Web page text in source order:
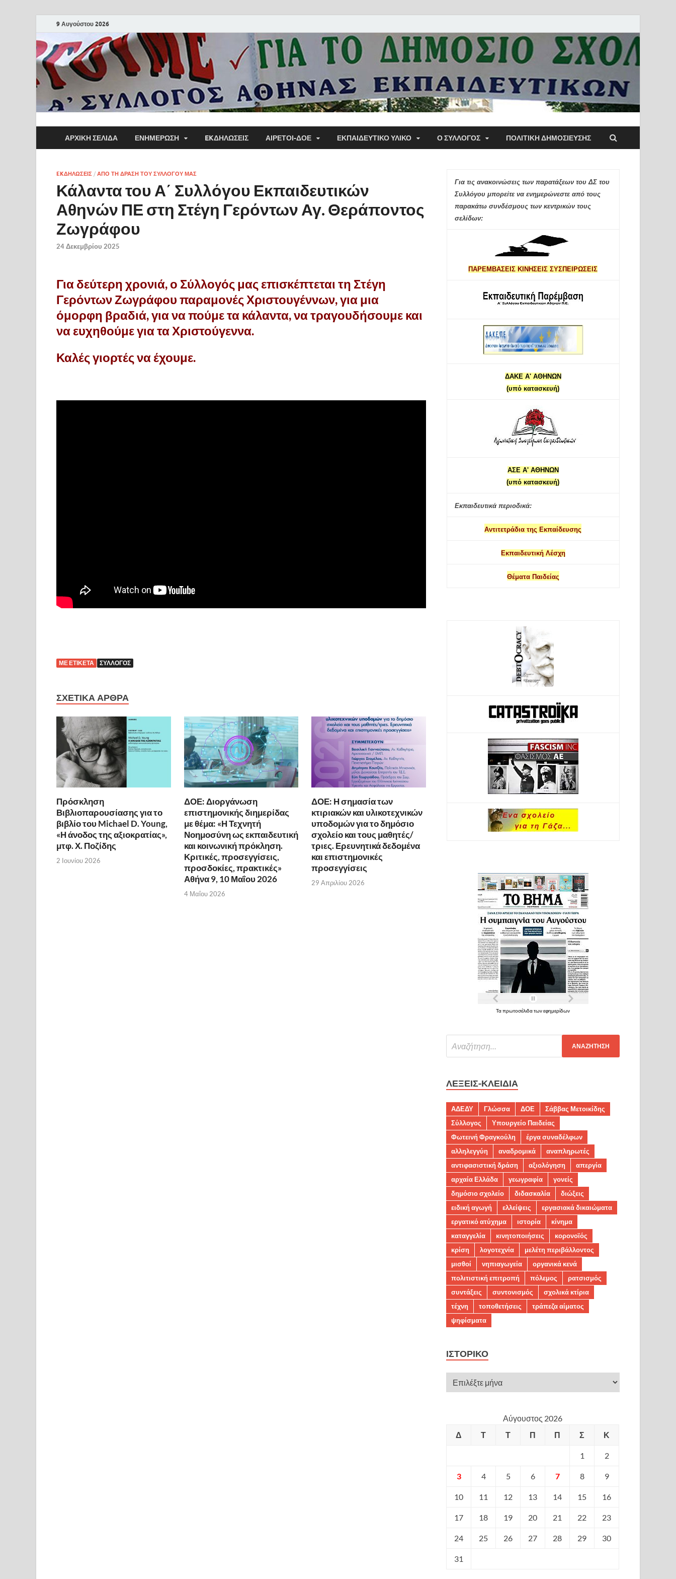
9 Αυγούστου 2026
Α΄ Σύλλογος Αθηνών
Εκπαιδευτικών Π.Ε.
ΑΡΧΙΚΗ ΣΕΛΙΔΑ ΕΝΗΜΕΡΩΣΗ EKΔΗΛΩΣΕΙΣ ΑΙΡΕΤΟΙ-ΔΟΕ ΕΚΠΑΙΔΕΥΤΙΚΌ ΥΛΙΚΌ Ο ΣΥΛΛΟΓΟΣ ΠΟΛΙΤΙΚΉ ΔΗΜΟΣΊΕΥΣΗΣ
EKΔΗΛΩΣΕΙΣ / ΑΠΟ ΤΗ ΔΡΑΣΗ ΤΟΥ ΣΥΛΛΟΓΟΥ ΜΑΣ
Κάλαντα του Α΄ Συλλόγου Εκπαιδευτικών
Αθηνών ΠΕ στη Στέγη Γερόντων Αγ. Θεράποντος
Ζωγράφου
24 Δεκεμβρίου 2025
Για δεύτερη χρονιά, ο Σύλλογός μας επισκέπτεται τη Στέγη
Γερόντων Ζωγράφου παραμονές Χριστουγέννων, για μια
όμορφη βραδιά, για να πούμε τα κάλαντα, να τραγουδήσουμε και
να ευχηθούμε για τα Χριστούγεννα.
Καλές γιορτές να έχουμε.
ΜΕ ΕΤΙΚΈΤΑ ΣΎΛΛΟΓΟΣ
ΣΧΕΤΙΚΆ ΆΡΘΡΑ
Πρόσκληση
Βιβλιοπαρουσίασης για το
βιβλίο του Michael D. Young,
«Η άνοδος της αξιοκρατίας»,
μτφ. Χ. Ποζίδης
2 Ιουνίου 2026
ΔΟΕ: Διοργάνωση
επιστημονικής διημερίδας
με θέμα: «Η Τεχνητή
Νοημοσύνη ως εκπαιδευτική
και κοινωνική πρόκληση.
Κριτικές, προσεγγίσεις,
προσδοκίες, πρακτικές»
Αθήνα 9, 10 Μαΐου 2026
4 Μαΐου 2026
ΔΟΕ: Η σημασία των
κτιριακών και υλικοτεχνικών
υποδομών για το δημόσιο
σχολείο και τους μαθητές/
τριες. Ερευνητικά δεδομένα
και επιστημονικές
προσεγγίσεις
29 Απριλίου 2026
Για τις ανακοινώσεις των παρατάξεων του ΔΣ του
Συλλόγου μπορείτε να ενημερώνεστε από τους
παρακάτω συνδέσμους των κεντρικών τους
σελίδων:
ΠΑΡΕΜΒΑΣΕΙΣ ΚΙΝΗΣΕΙΣ ΣΥΣΠΕΙΡΩΣΕΙΣ
ΔΑΚΕ Α' ΑΘΗΝΩΝ
(υπό κατασκευή)
ΑΣΕ Α' ΑΘΗΝΩΝ
(υπό κατασκευή)
Εκπαιδευτικά περιοδικά:
Αντιτετράδια της Εκπαίδευσης
Εκπαιδευτική Λέσχη
Θέματα Παιδείας
Τα πρωτοσέλιδα των εφημερίδων
ΛΈΞΕΙΣ-ΚΛΕΙΔΙΆ
ΑΔΕΔΥ Γλώσσα ΔΟΕ
Σάββας Μετοικίδης
Σύλλογος
Υπουργείο Παιδείας
Φωτεινή Φραγκούλη
έργα συναδέλφων
αλληλεγγύη
αναδρομικά
αναπληρωτές
αντιφασιστική δράση
αξιολόγηση
απεργία
αρχαία Ελλάδα
γεωγραφία
γονείς
δημόσιο σχολείο
διδασκαλία
διώξεις
ειδική αγωγή
ελλείψεις
εργασιακά δικαιώματα
εργατικό ατύχημα
ιστορία
κίνημα
καταγγελία
κινητοποιήσεις
κορονοϊός
κρίση
λογοτεχνία
μελέτη περιβάλλοντος
μισθοί
νηπιαγωγεία
οργανικά κενά
πολιτιστική επιτροπή
πόλεμος
ρατσισμός
συντάξεις
συντονισμός
σχολικά κτίρια
τέχνη
τοποθετήσεις
τράπεζα αίματος
ψηφίσματα
ΙΣΤΟΡΙΚΌ
Αύγουστος 2026
Δ
Τ Τ Π Π Σ Κ
1 2
3 4 5 6 7 8 9
10 11 12 13 14 15 16
17 18 19 20 21 22 23
24 25 26 27 28 29 30
31